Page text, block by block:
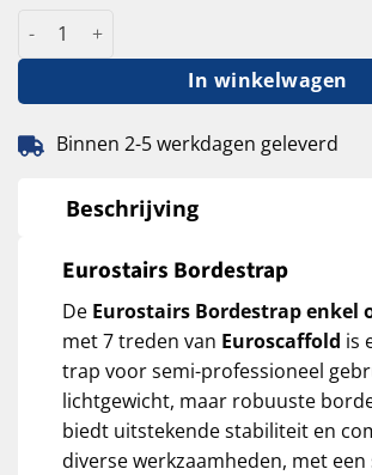
Eurostairs bordestrap met 7 treden aantal
In winkelwagen
Binnen 2-5 werkdagen geleverd
Beschrijving
Eurostairs Bordestrap
De Eurostairs Bordestrap enkel
met 7 treden van Euroscaffold is
trap voor semi-professioneel
lichtgewicht, maar robuuste
biedt uitstekende stabiliteit en
diverse werkzaamheden, met een